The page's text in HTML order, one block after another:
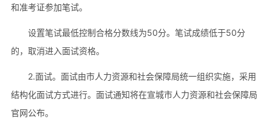
和准考证参加笔试。
设置笔试最低控制合格分数线为50分。笔试成绩低于50分
的，取消进入面试资格。
2.面试。面试由市人力资源和社会保障局统一组织实施，采用
结构化面试方式进行。面试通知将在宣城市人力资源和社会保障局
官网公布。